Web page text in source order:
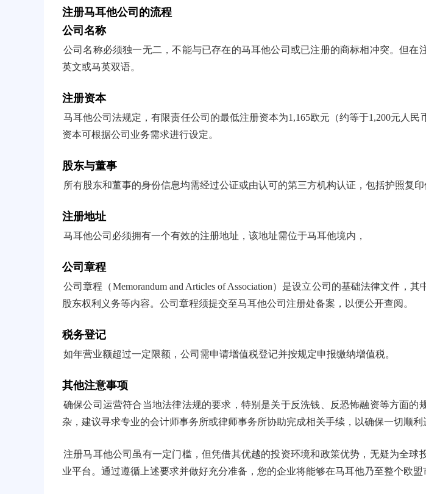
注册马耳他公司的流程
公司名称
公司名称必须独一无二，不能与已存在的马耳他公司或已注册的商标相冲突。但在
英文或马英双语。
注册资本
马耳他公司法规定，有限责任公司的最低注册资本为1,165欧元（约等于1,200元人民
资本可根据公司业务需求进行设定。
股东与董事
所有股东和董事的身份信息均需经过公证或由认可的第三方机构认证，包括护照复印
注册地址
马耳他公司必须拥有一个有效的注册地址，该地址需位于马耳他境内，
公司章程
公司章程（Memorandum and Articles of Association）是设立公司的基础法律文件，其
股东权利义务等内容。公司章程须提交至马耳他公司注册处备案，以便公开查阅。
税务登记
如年营业额超过一定限额，公司需申请增值税登记并按规定申报缴纳增值税。
其他注意事项
确保公司运营符合当地法律法规的要求，特别是关于反洗钱、反恐怖融资等方面的
杂，建议寻求专业的会计师事务所或律师事务所协助完成相关手续，以确保一切顺利
注册马耳他公司虽有一定门槛，但凭借其优越的投资环境和政策优势，无疑为全球
业平台。通过遵循上述要求并做好充分准备，您的企业将能够在马耳他乃至整个欧盟